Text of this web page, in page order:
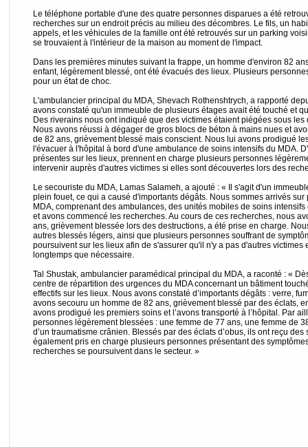
Le téléphone portable d'une des quatre personnes disparues a été
recherches sur un endroit précis au milieu des décombres. Le fils, un
appels, et les véhicules de la famille ont été retrouvés sur un parking
se trouvaient à l'intérieur de la maison au moment de l'impact.
Dans les premières minutes suivant la frappe, un homme d'environ 82
enfant, légèrement blessé, ont été évacués des lieux. Plusieurs
pour un état de choc.
L'ambulancier principal du MDA, Shevach Rothenshtrych, a rapporté
avons constaté qu'un immeuble de plusieurs étages avait été touché et
Des riverains nous ont indiqué que des victimes étaient piégées sous
Nous avons réussi à dégager de gros blocs de béton à mains nues et
de 82 ans, grièvement blessé mais conscient. Nous lui avons prodigué
l'évacuer à l'hôpital à bord d'une ambulance de soins intensifs du MDA.
présentes sur les lieux, prennent en charge plusieurs personnes
intervenir auprès d'autres victimes si elles sont découvertes lors des
Le secouriste du MDA, Lamas Salameh, a ajouté : « Il s'agit d'un
plein fouet, ce qui a causé d'importants dégâts. Nous sommes arrivés
MDA, comprenant des ambulances, des unités mobiles de soins
et avons commencé les recherches. Au cours de ces recherches, nous
ans, grièvement blessée lors des destructions, a été prise en charge.
autres blessés légers, ainsi que plusieurs personnes souffrant de
poursuivent sur les lieux afin de s'assurer qu'il n'y a pas d'autres victimes
longtemps que nécessaire.
Tal Shustak, ambulancier paramédical principal du MDA, a raconté : «
centre de répartition des urgences du MDA concernant un bâtiment
effectifs sur les lieux. Nous avons constaté d’importants dégâts : verre,
avons secouru un homme de 82 ans, grièvement blessé par des éclats,
avons prodigué les premiers soins et l’avons transporté à l’hôpital. Par
personnes légèrement blessées : une femme de 77 ans, une femme de
d’un traumatisme crânien. Blessés par des éclats d’obus, ils ont reçu
également pris en charge plusieurs personnes présentant des
recherches se poursuivent dans le secteur. »